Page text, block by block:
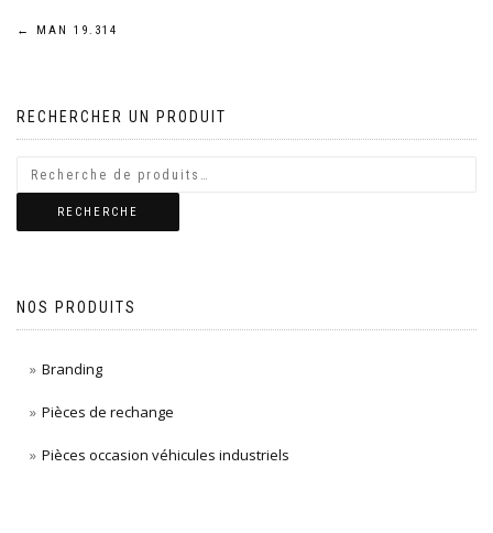
Navigation
l’article
← MAN 19.314
RECHERCHER UN PRODUIT
RECHERCHE
NOS PRODUITS
Branding
Pièces de rechange
Pièces occasion véhicules industriels